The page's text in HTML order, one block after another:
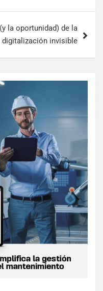
la oportunidad) de la
digitalización invisible